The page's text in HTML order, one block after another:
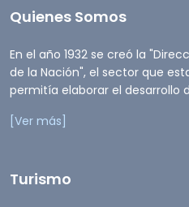
Quienes Somos
En el año 1932 se creó la
de la Nación", el sector que
permitía elaborar el desarrollo
[Ver más]
Turismo